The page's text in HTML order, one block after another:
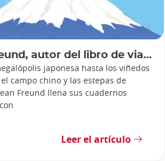
del libro de viajes: Le Bon Voyage Japan
japonesa hasta los viñedos
campo chino y las estepas de
Freund llena sus cuadernos
Leer el artículo